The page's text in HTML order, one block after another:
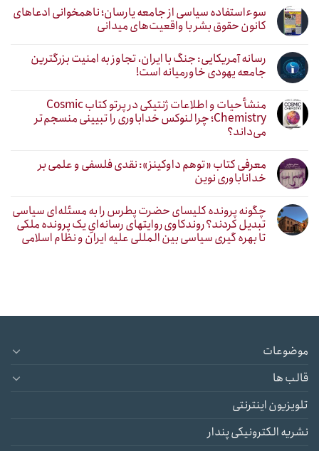
سوءاستفاده سیاسی از جامعه یارسان؛ ناهمخوانی ادعاهای
کانون حقوق بشر با واقعیت‌های میدانی
رسانه آمریکایی: جنگ با ایران، تجاوز به امنیت بزرگترین
جامعه یهودی خاورمیانه است!
منشأ حیات و اطلاعات ژنتیکی در پرتو کتاب Cosmic
Chemistry؛ چرا لنوکس خداباوری را تبیینی منسجم‌تر
می‌داند؟
معرفی کتاب «توهم داوکینز»: نقدی فلسفی و علمی بر
خداناباوری نوین
چگونه پرونده کلیسای حضرت پطرس را به مسئله‌ای سیاسی
تبدیل کردند؟ روندکاوی روایتهای رسانه‌ایِ یک پرونده ملکی
تا بهره گیری سیاسی بین المللی علیه ایران و نظام اسلامی
موضوعات
قالب ها
تلویزیون اینترنتی
نشریه الکترونیکی پندار